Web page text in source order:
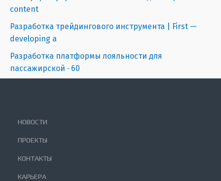
content
Разработка трейдингового инструмента | First —
developing a
Разработка платформы лояльности для
пассажирской · 60
НОВОСТИ
ПРОЕКТЫ
КОНТАКТЫ
КАРЬЕРА